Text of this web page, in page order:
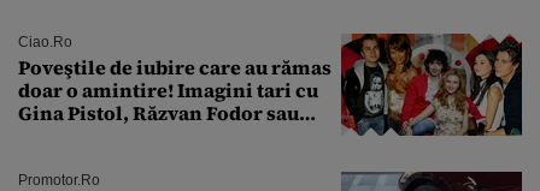
Ciao.ro
Poveştile de iubire care au rămas
doar o amintire! Imagini tari cu
Gina Pistol, Răzvan Fodor sau
Promotor.ro